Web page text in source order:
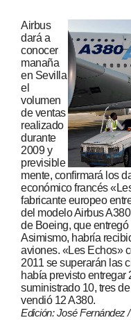
Airbus
dará a
conocer
manaña
en Sevilla
el
volumen
de ventas
realizado
durante
2009 y
previsible
mente, confirmará los
económico francés
fabricante europeo
del modelo Airbus
de Boeing, que
Asimismo, habría
aviones. «Les Echos»
2011 se superarán las
había previsto entregar
suministrado 10, tres
vendió 12 A380.
Edición: José Fernández